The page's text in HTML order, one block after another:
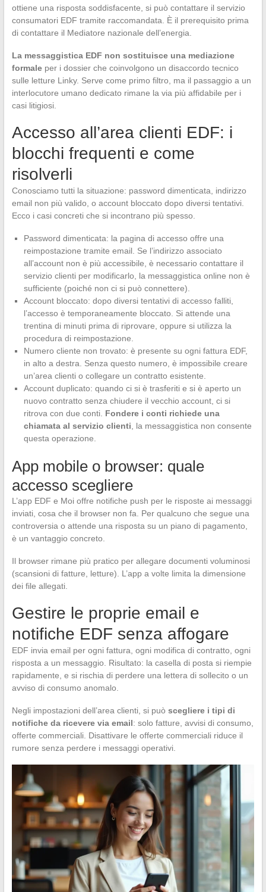
ottiene una risposta soddisfacente, si può contattare il servizio
consumatori EDF tramite raccomandata. È il prerequisito prima
di contattare il Mediatore nazionale dell’energia.
La messaggistica EDF non sostituisce una mediazione
formaleper i dossier che coinvolgono un disaccordo tecnico
sulle letture Linky. Serve come primo filtro, ma il passaggio a un
interlocutore umano dedicato rimane la via più affidabile per i
casi litigiosi.
Accesso all’area clienti EDF: i
blocchi frequenti e come
risolverli
Conosciamo tutti la situazione: password dimenticata, indirizzo
email non più valido, o account bloccato dopo diversi tentativi.
Ecco i casi concreti che si incontrano più spesso.
Password dimenticata: la pagina di accesso offre una
reimpostazione tramite email. Se l’indirizzo associato
all’account non è più accessibile, è necessario contattare il
servizio clienti per modificarlo, la messaggistica online non è
sufficiente (poiché non ci si può connettere).
Account bloccato: dopo diversi tentativi di accesso falliti,
l’accesso è temporaneamente bloccato. Si attende una
trentina di minuti prima di riprovare, oppure si utilizza la
procedura di reimpostazione.
Numero cliente non trovato: è presente su ogni fattura EDF,
in alto a destra. Senza questo numero, è impossibile creare
un’area clienti o collegare un contratto esistente.
Account duplicato: quando ci si è trasferiti e si è aperto un
nuovo contratto senza chiudere il vecchio account, ci si
ritrova con due conti. Fondere i conti richiede una
chiamata al servizio clienti, la messaggistica non consente
questa operazione.
App mobile o browser: quale
accesso scegliere
L’app EDF e Moi offre notifiche push per le risposte ai messaggi
inviati, cosa che il browser non fa. Per qualcuno che segue una
controversia o attende una risposta su un piano di pagamento,
è un vantaggio concreto.
Il browser rimane più pratico per allegare documenti voluminosi
(scansioni di fatture, letture). L’app a volte limita la dimensione
dei file allegati.
Gestire le proprie email e
notifiche EDF senza affogare
EDF invia email per ogni fattura, ogni modifica di contratto, ogni
risposta a un messaggio. Risultato: la casella di posta si riempie
rapidamente, e si rischia di perdere una lettera di sollecito o un
avviso di consumo anomalo.
Negli impostazioni dell’area clienti, si può scegliere i tipi di
notifiche da ricevere via email: solo fatture, avvisi di consumo,
offerte commerciali. Disattivare le offerte commerciali riduce il
rumore senza perdere i messaggi operativi.